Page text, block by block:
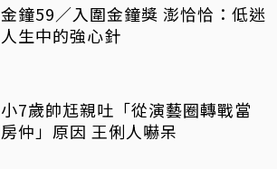
金鐘59／入圍金鐘獎 澎恰恰：低迷
人生中的強心針
小7歲帥尪親吐「從演藝圈轉戰當
房仲」原因 王俐人嚇呆